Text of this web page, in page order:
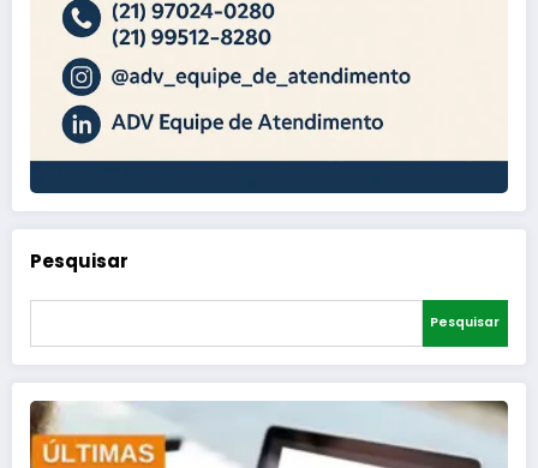
Pesquisar
Pesquisar